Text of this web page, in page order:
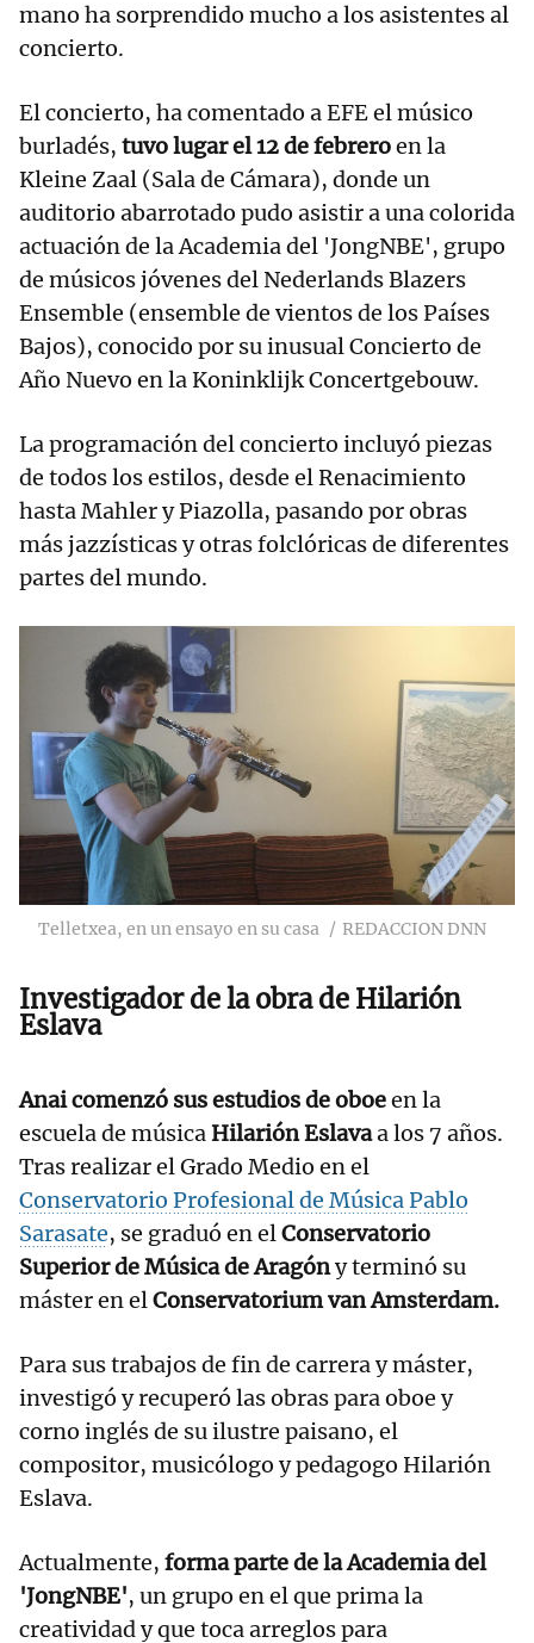
mano ha sorprendido mucho a los asistentes al
concierto.
El concierto, ha comentado a EFE el músico
burladés, tuvo lugar el 12 de febreroen la
Kleine Zaal (Sala de Cámara), donde un
auditorio abarrotado pudo asistir a una colorida
actuación de la Academia del 'JongNBE', grupo
de músicos jóvenes del Nederlands Blazers
Ensemble (ensemble de vientos de los Países
Bajos), conocido por su inusual Concierto de
Año Nuevo en la Koninklijk Concertgebouw.
La programación del concierto incluyó piezas
de todos los estilos, desde el Renacimiento
hasta Mahler y Piazolla, pasando por obras
más jazzísticas y otras folclóricas de diferentes
partes del mundo.
Telletxea, en un ensayo en su casa REDACCION DNN
Investigador de la obra de Hilarión
Eslava
Anai comenzó sus estudios de oboeen la
escuela de música Hilarión Eslavaa los 7 años.
Tras realizar el Grado Medio en el
Conservatorio Profesional de Música Pablo
Sarasate, se graduó en elConservatorio
Superior de Música de Aragóny terminó su
máster en elConservatorium van Amsterdam.
Para sus trabajos de fin de carrera y máster,
investigó y recuperó las obras para oboe y
corno inglés de su ilustre paisano, el
compositor, musicólogo y pedagogo Hilarión
Eslava.
Actualmente, forma parte de la Academia del
'JongNBE', un grupo en el que prima la
creatividad y que toca arreglos para